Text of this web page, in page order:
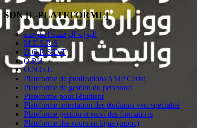
SDN [E-PLATEFORME]
البوابة الرقمية الموحدة
M.E.S.R.S
D.G.R.S.D.T
O.P.U
O.N.O.U
Plateforme de publications ASJP Cerist
Plateforme de gestion du personnel
Plateforme pour l'étudiant
Plateforme orientation des étudiants vers spécialité
Plateforme gestion et suivi des formations
Plateforme des cours en ligne (mooc)